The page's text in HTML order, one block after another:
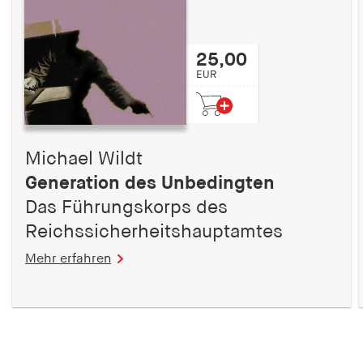
25,00
EUR
Michael Wildt
Generation des Unbedingten
Das Führungskorps des
Reichssicherheitshauptamtes
Mehr erfahren